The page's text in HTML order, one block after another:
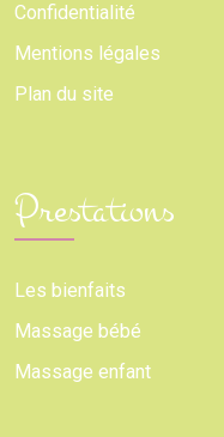
Confidentialité
Mentions légales
Plan du site
Prestations
Les bienfaits
Massage bébé
Massage enfant